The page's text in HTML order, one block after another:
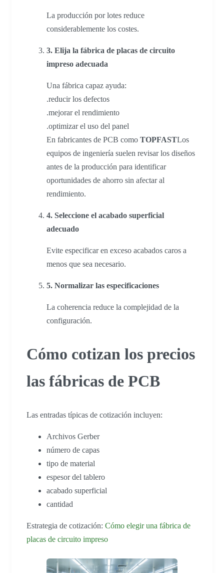
La producción por lotes reduce
considerablemente los costes.
3. Elija la fábrica de placas de circuito
impreso adecuada
Una fábrica capaz ayuda:
.reducir los defectos
.mejorar el rendimiento
.optimizar el uso del panel
En fabricantes de PCB como TOPFASTLos
equipos de ingeniería suelen revisar los diseños
antes de la producción para identificar
oportunidades de ahorro sin afectar al
rendimiento.
4. Seleccione el acabado superficial
adecuado
Evite especificar en exceso acabados caros a
menos que sea necesario.
5. Normalizar las especificaciones
La coherencia reduce la complejidad de la
configuración.
Cómo cotizan los precios
las fábricas de PCB
Las entradas típicas de cotización incluyen:
Archivos Gerber
número de capas
tipo de material
espesor del tablero
acabado superficial
cantidad
Estrategia de cotización: Cómo elegir una fábrica de
placas de circuito impreso